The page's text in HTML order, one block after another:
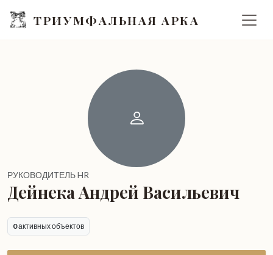
ТРИУМФАЛЬНАЯ АРКА
РУКОВОДИТЕЛЬ HR
Дейнека Андрей Васильевич
0активных объектов